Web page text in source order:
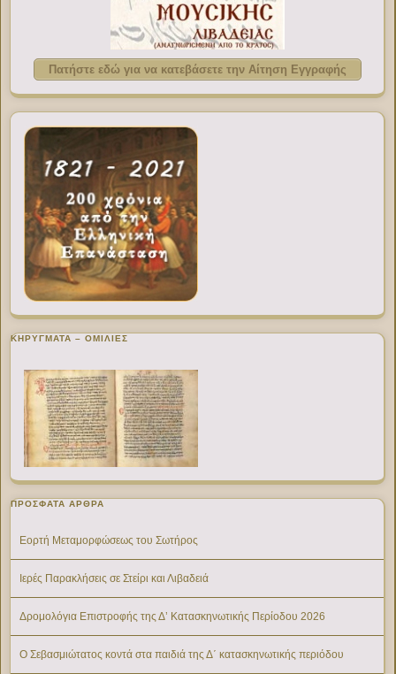
Πατήστε εδώ για να κατεβάσετε την Αίτηση Εγγραφής
ΚΗΡΥΓΜΑΤΑ – ΟΜΙΛΙΕΣ
ΠΡΌΣΦΑΤΑ ΆΡΘΡΑ
Εορτή Μεταμορφώσεως του Σωτήρος
Ιερές Παρακλήσεις σε Στείρι και Λιβαδειά
Δρομολόγια Επιστροφής της Δ’ Κατασκηνωτικής Περίοδου 2026
Ο Σεβασμιώτατος κοντά στα παιδιά της Δ΄ κατασκηνωτικής περιόδου